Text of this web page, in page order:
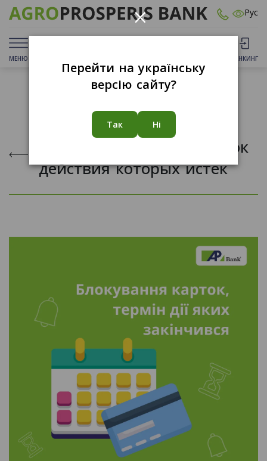
Рус
МЕНЮ БАНКИНГ
Блокировка карточек, срок
действия которых истек
×
Перейти на українську
версію сайту?
Так Ні